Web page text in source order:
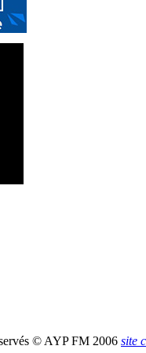
© AYP FM 2006 site